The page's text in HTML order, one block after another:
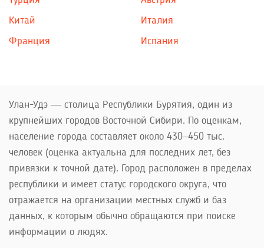
Китай
Франция
Италия
Испания
Улан-Удэ — столица Республики Бурятия, один из
крупнейших городов Восточной Сибири. По оценкам,
население города составляет около 430–450 тыс.
человек (оценка актуальна для последних лет, без
привязки к точной дате). Город расположен в пределах
республики и имеет статус городского округа, что
отражается на организации местных служб и баз
данных, к которым обычно обращаются при поиске
информации о людях.